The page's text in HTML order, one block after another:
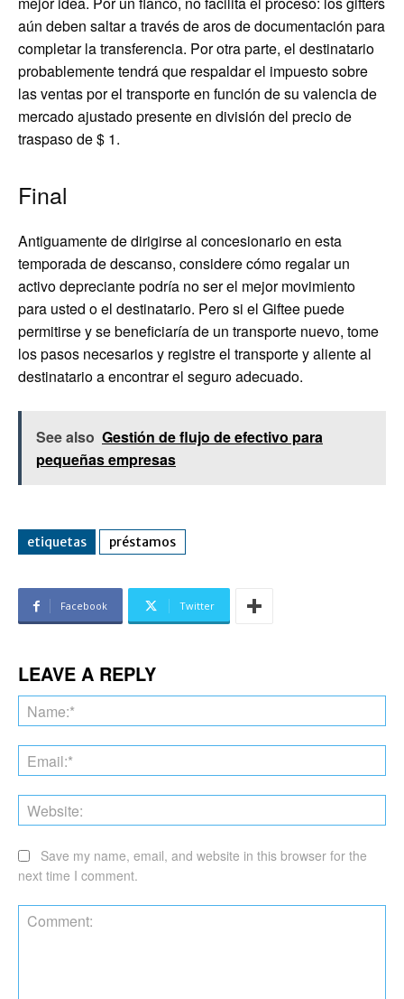
aún deben saltar a través de aros de documentación para
completar la transferencia. Por otra parte, el destinatario
probablemente tendrá que respaldar el impuesto sobre
las ventas por el transporte en función de su valencia de
mercado ajustado presente en división del precio de
traspaso de $ 1.
Final
Antiguamente de dirigirse al concesionario en esta
temporada de descanso, considere cómo regalar un
activo depreciante podría no ser el mejor movimiento
para usted o el destinatario. Pero si el Giftee puede
permitirse y se beneficiaría de un transporte nuevo, tome
los pasos necesarios y registre el transporte y aliente al
destinatario a encontrar el seguro adecuado.
See also Gestión de flujo de efectivo para
pequeñas empresas
etiquetas préstamos
Facebook Twitter
LEAVE A REPLY
Save my name, email, and website in this browser for the
next time I comment.